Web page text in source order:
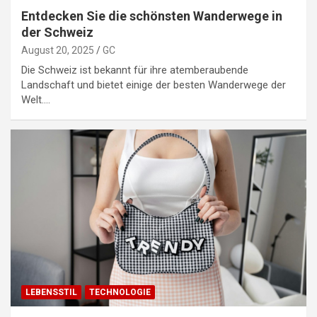
Entdecken Sie die schönsten Wanderwege in
der Schweiz
August 20, 2025 GC
Die Schweiz ist bekannt für ihre atemberaubende
Landschaft und bietet einige der besten Wanderwege der
Welt.…
LEBENSSTIL TECHNOLOGIE